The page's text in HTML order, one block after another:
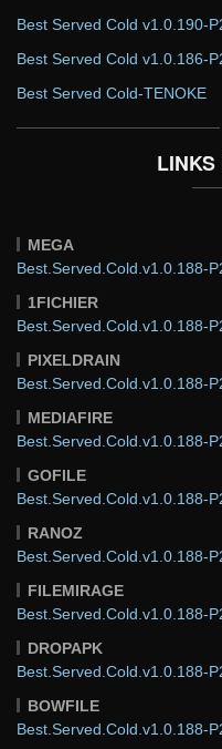
Best Served Cold v1.0.190-
Best Served Cold v1.0.186-
Best Served Cold-TENOKE
LINKS
MEGA
Best.Served.Cold.v1.0.188-
1FICHIER
Best.Served.Cold.v1.0.188-
PIXELDRAIN
Best.Served.Cold.v1.0.188-
MEDIAFIRE
Best.Served.Cold.v1.0.188-
GOFILE
Best.Served.Cold.v1.0.188-
RANOZ
Best.Served.Cold.v1.0.188-
FILEMIRAGE
Best.Served.Cold.v1.0.188-
DROPAPK
Best.Served.Cold.v1.0.188-
BOWFILE
Best.Served.Cold.v1.0.188-